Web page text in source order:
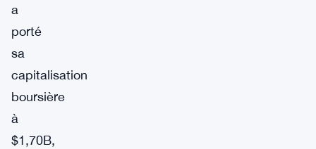
a
porté
sa
capitalisation
boursière
à
$1,70B,